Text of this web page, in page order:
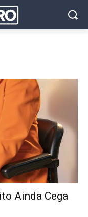
Ainda Cega